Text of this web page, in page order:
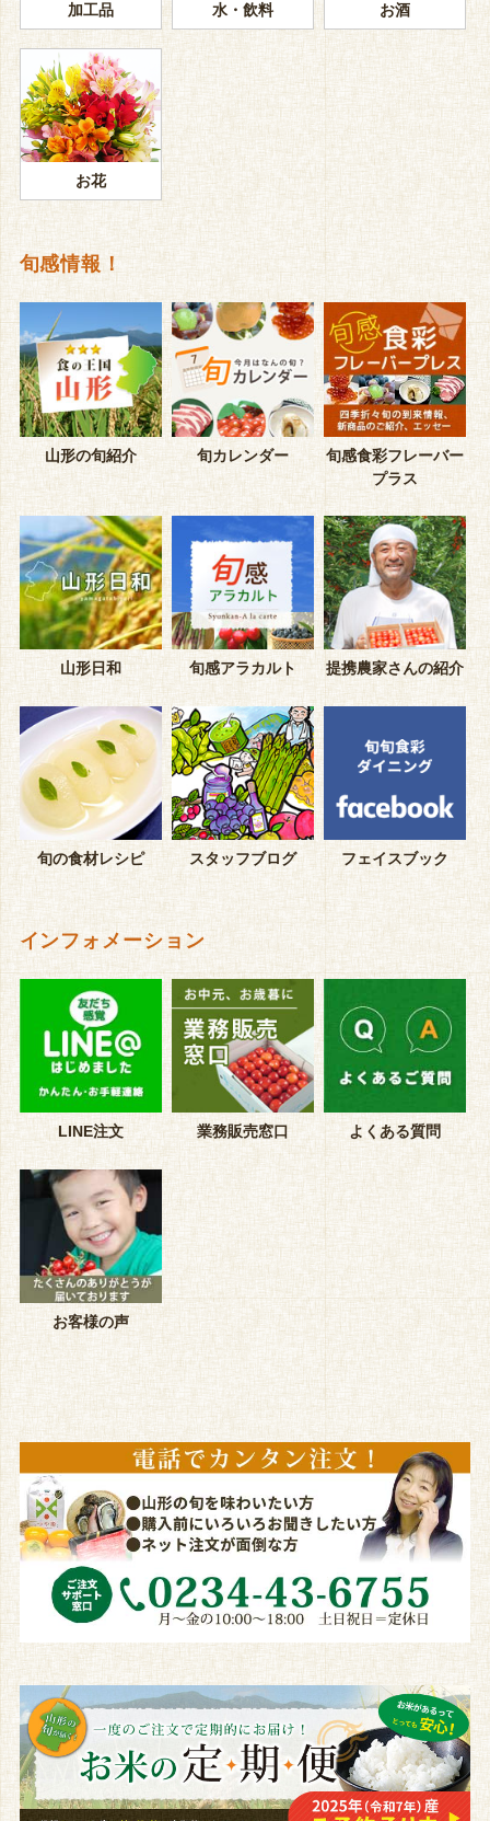
加工品 水・飲料 お酒
お花
旬感情報！
山形の旬紹介 旬カレンダー
旬感食彩フレーバー
プラス
山形日和 旬感アラカルト 提携農家さんの紹介
旬の食材レシピ スタッフブログ フェイスブック
インフォメーション
LINE注文 業務販売窓口 よくある質問
お客様の声